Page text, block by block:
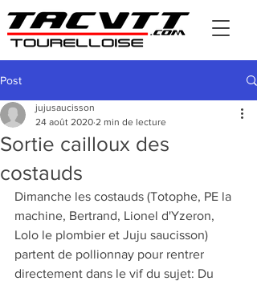
Post
Sortie cailloux des
costauds
jujusaucisson
24 août 2020 2 min de lecture
Dimanche les costauds (Totophe, PE la
machine, Bertrand, Lionel d'Yzeron,
Lolo le plombier et Juju saucisson)
partent de pollionnay pour rentrer
directement dans le vif du sujet: Du